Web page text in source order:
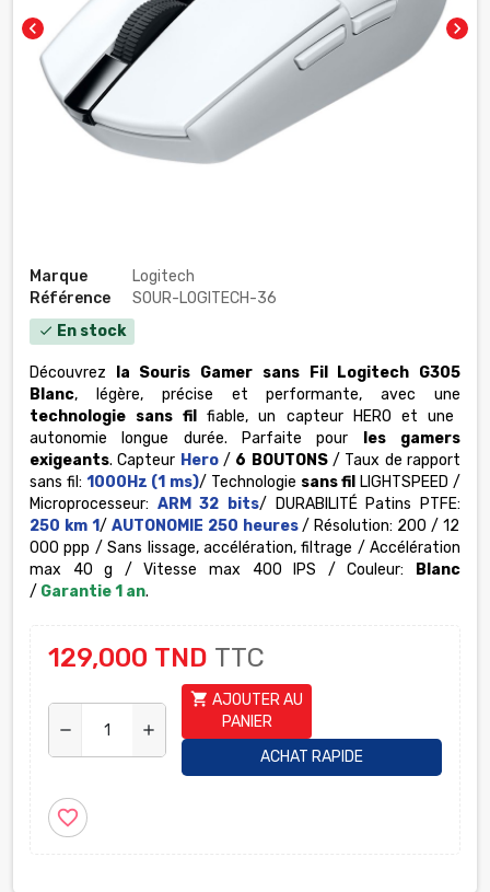
chevron_left chevron_right
Marque
Logitech
Référence
SOUR-LOGITECH-36
check En stock
Découvrez
la Souris Gamer sans Fil Logitech G305
Blanc, légère, précise et performante, avec une
technologie sans fil
fiable, un capteur HERO et une
autonomie longue durée. Parfaite pour
les gamers
exigeants. Capteur Hero/ 6 BOUTONS/ Taux de rapport
sans fil: 1000Hz (1 ms)/ Technologie sans fil LIGHTSPEED /
Microprocesseur: ARM 32 bits/ DURABILITÉ Patins PTFE:
250 km 1/ AUTONOMIE 250 heures/ Résolution: 200 / 12
000 ppp / Sans lissage, accélération, filtrage / Accélération
max 40 g / Vitesse max 400 IPS / Couleur: Blanc
/ Garantie 1 an.
129,000 TND TTC
remove add
shopping_cart AJOUTER AU
PANIER
ACHAT RAPIDE
favorite_border